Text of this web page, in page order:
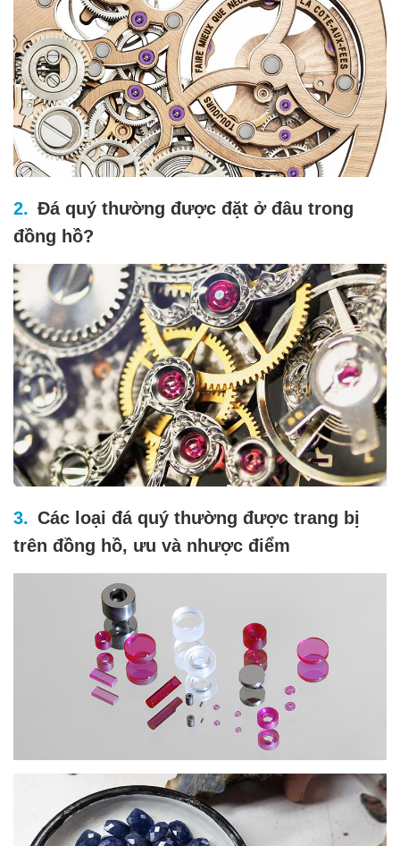
Đá quý thường được đặt ở đâu trong
đồng hồ?
Các loại đá quý thường được trang bị
trên đồng hồ, ưu và nhược điểm